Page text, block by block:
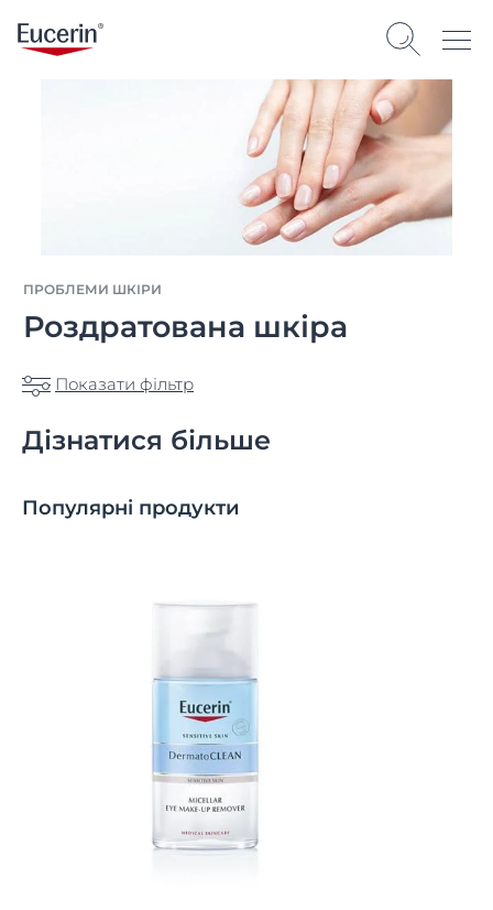
ПРОБЛЕМИ ШКІРИ
Роздратована шкіра
Показати фільтр
Дізнатися більше
Популярні продукти